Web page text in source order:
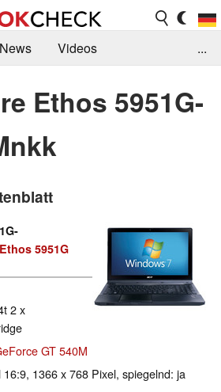
News
Videos
Suche
Jobs
...
Ethos 5951G-
5951G
2 x
GT 540M
16:9, 1366 x 768 Pixel, spiegelnd: ja